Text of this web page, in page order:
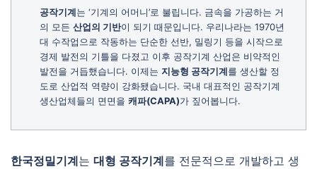
공작기계는 ‘기계의 어머니’로 불립니다. 금속을 가공하는 거
의 모든 산업의 기반이 되기 때문입니다. 우리나라는 1970년
대 수작업으로 작동하는 단순한 선반, 밀링기 등을 시작으로
경제 발전의 기틀을 다졌고 이후 공작기계 산업은 비약적인
발전을 거듭했습니다. 이제는 지능형 공작기계를 생산할 정
도로 산업적 역량이 강화됐습니다. 국내 대표적인 공작기계
생산업체들의 면면을 캐파(CAPA)가 짚어봅니다.
한국정밀기계는 대형 공작기계를 전문적으로 개발하고 생